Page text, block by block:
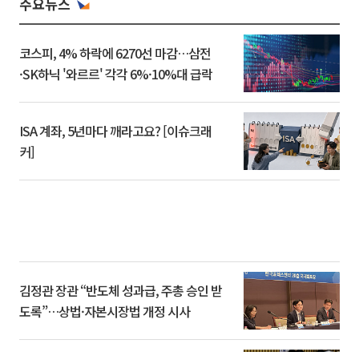
코스피, 4% 하락에 6270선 마감…삼전
·SK하닉 '와르르' 각각 6%·10%대 급락
ISA 계좌, 5년마다 깨라고요? [이슈크래
커]
김정관 장관 “반도체 성과급, 주총 승인 받
도록”…상법·자본시장법 개정 시사